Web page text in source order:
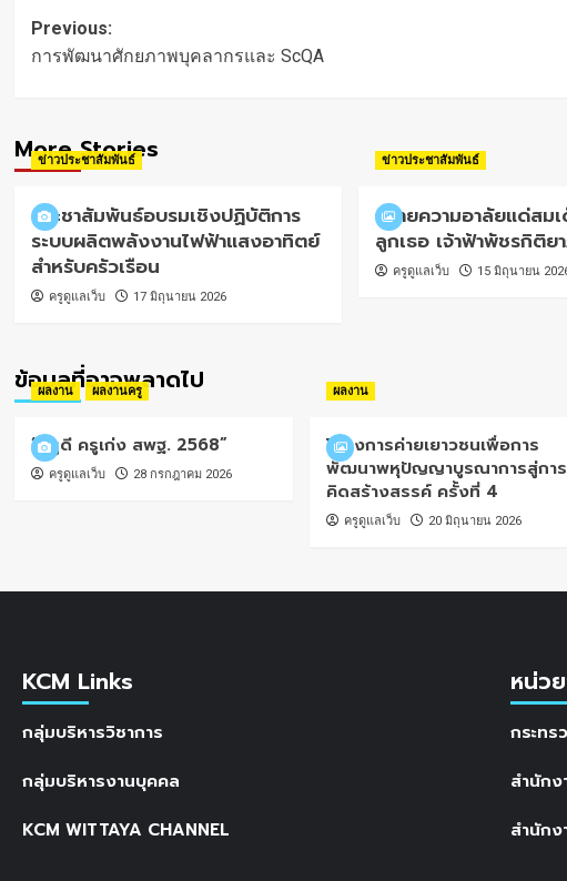
Post
navigation
Previous:
การพัฒนาศักยภาพบุคลากรและ ScQA
More Stories
ข่าวประชาสัมพันธ์
ประชาสัมพันธ์อบรมเชิงปฏิบัติการ
ระบบผลิตพลังงานไฟฟ้าแสงอาทิตย์
สำหรับครัวเรือน
ครูดูแลเว็บ 17 มิถุนายน 2026
ข่าวประชาสัมพันธ์
ถวายความอาลัยแด่สมเ
ลูกเธอ เจ้าฟ้าพัชรกิติย
ครูดูแลเว็บ 15 มิถุนายน
ข้อมูลที่อาจพลาดไป
ผลงาน ผลงานครู
“ครูดี ครูเก่ง สพฐ. 2568”
ครูดูแลเว็บ 28 กรกฎาคม 2026
ผลงาน
โครงการค่ายเยาวชนเพื่อการ
พัฒนาพหุปัญญาบูรณาการสู่การ
คิดสร้างสรรค์ ครั้งที่ 4
ครูดูแลเว็บ 20 มิถุนายน 2026
KCM Links
กลุ่มบริหารวิชาการ
กลุ่มบริหารงานบุคคล
KCM WITTAYA CHANNEL
หน่ว
กระทร
สำนัก
สำนัก